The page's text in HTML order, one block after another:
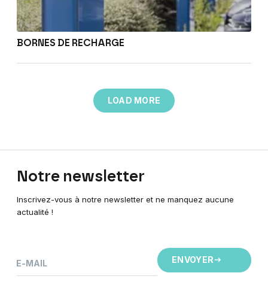
BORNES DE RECHARGE
LOAD MORE
Notre newsletter
Inscrivez-vous à notre newsletter et ne manquez aucune
actualité !
E-MAIL ENVOYER